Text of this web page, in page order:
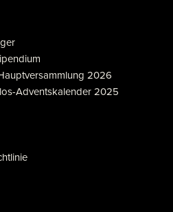
2026
Adventskalender 2025